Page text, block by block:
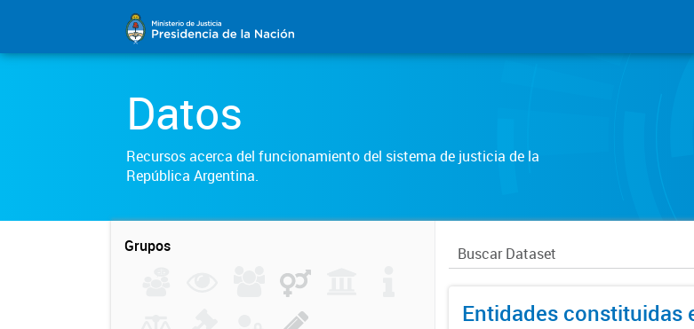
Datos
Recursos acerca del funcionamiento del sistema de justicia de la
República Argentina.
Grupos
Entidades constituidas